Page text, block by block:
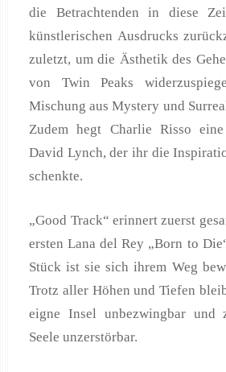
die Betrachtenden in diese
künstlerischen Ausdrucks
zuletzt, um die Ästhetik des
von Twin Peaks
Mischung aus Mystery und
Zudem hegt Charlie Risso
David Lynch, der ihr die
schenkte.
„Good Track“ erinnert zuerst
ersten Lana del Rey „Born to
Stück ist sie sich ihrem Weg
Trotz aller Höhen und Tiefen
eigne Insel unbezwingbar und
Seele unzerstörbar.